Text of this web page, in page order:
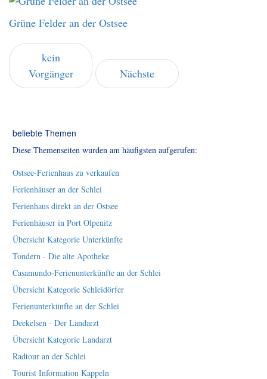
Grüne Felder an der Ostsee
kein
Vorgänger
Nächste
beliebte Themen
Diese Themenseiten wurden am häufigsten aufgerufen:
Ostsee-Ferienhaus zu verkaufen
Ferienhäuser an der Schlei
Ferienhaus direkt an der Ostsee
Ferienhäuser in Port Olpenitz
Übersicht Kategorie Unterkünfte
Tondern - Die alte Apotheke
Casamundo-Ferienunterkünfte an der Schlei
Übersicht Kategorie Schleidörfer
Ferienunterkünfte an der Schlei
Deekelsen - Der Landarzt
Übersicht Kategorie Landarzt
Radtour an der Schlei
Tourist Information Kappeln